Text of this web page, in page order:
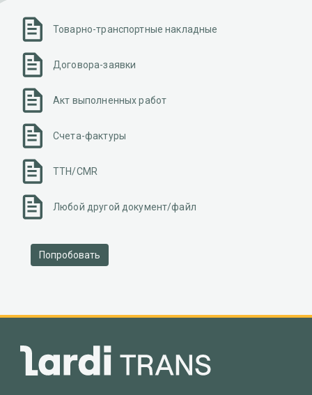
Товарно-транспортные накладные
Договора-заявки
Акт выполненных работ
Счета-фактуры
ТТН/CMR
Любой другой документ/файл
Попробовать